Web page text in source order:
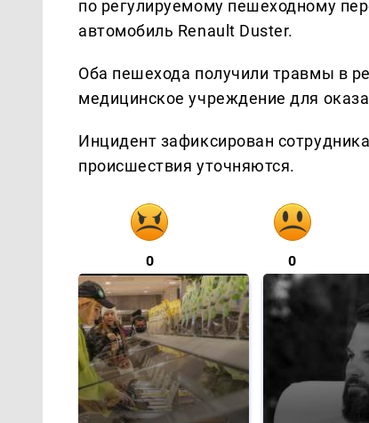
по регулируемому пешеходному
автомобиль Renault Duster.
Оба пешехода получили травмы в
медицинское учреждение для
Инцидент зафиксирован
происшествия уточняются.
0 0